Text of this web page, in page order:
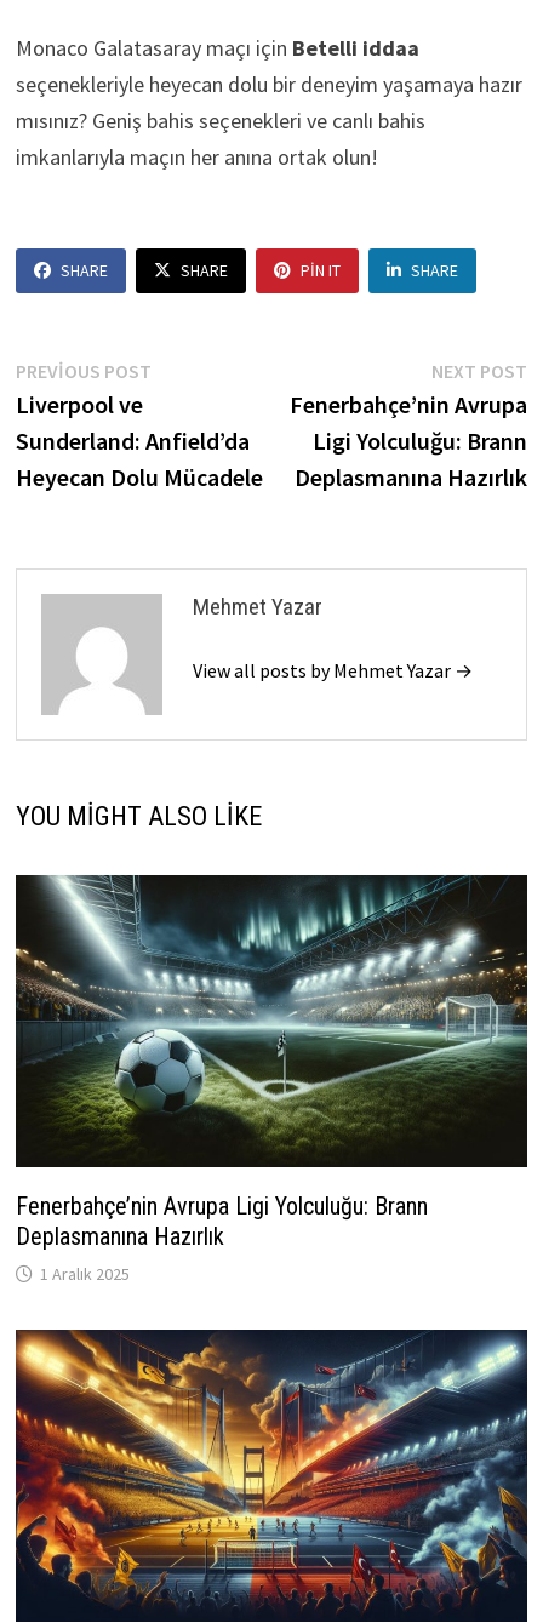
Monaco Galatasaray maçı için Betelli iddaa
seçenekleriyle heyecan dolu bir deneyim yaşamaya hazır
mısınız? Geniş bahis seçenekleri ve canlı bahis
imkanlarıyla maçın her anına ortak olun!
SHARE SHARE PIN IT SHARE
Yazı
gezinmesi
PREVIOUS POSTPrevious
Liverpool ve
Sunderland: Anfield’da
Heyecan Dolu Mücadele
NEXT POST
Fenerbahçe’nin Avrupa
Ligi Yolculuğu: Brann
Deplasmanına Hazırlık
Mehmet Yazar
View all posts by Mehmet Yazar →
YOU MIGHT ALSO LIKE
Fenerbahçe’nin Avrupa Ligi Yolculuğu: Brann
Deplasmanına Hazırlık
1 Aralık 2025